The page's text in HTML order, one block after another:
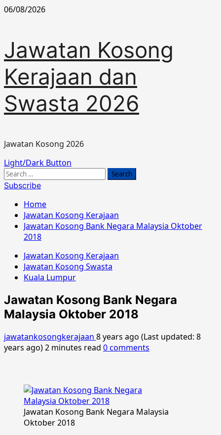
Skip
06/08/2026
Jawatan Kosong
Kerajaan dan
Swasta 2026
Jawatan Kosong 2026
Primary
Menu
Light/Dark Button
Search
for:
Subscribe
Home
Jawatan Kosong Kerajaan
Jawatan Kosong Bank Negara Malaysia Oktober
2018
Jawatan Kosong Kerajaan
Jawatan Kosong Swasta
Kuala Lumpur
Jawatan Kosong Bank Negara
Malaysia Oktober 2018
jawatankosongkerajaan 8 years ago (Last updated: 8
years ago)2 minutes read 0 comments
Jawatan Kosong Bank Negara Malaysia
Oktober 2018